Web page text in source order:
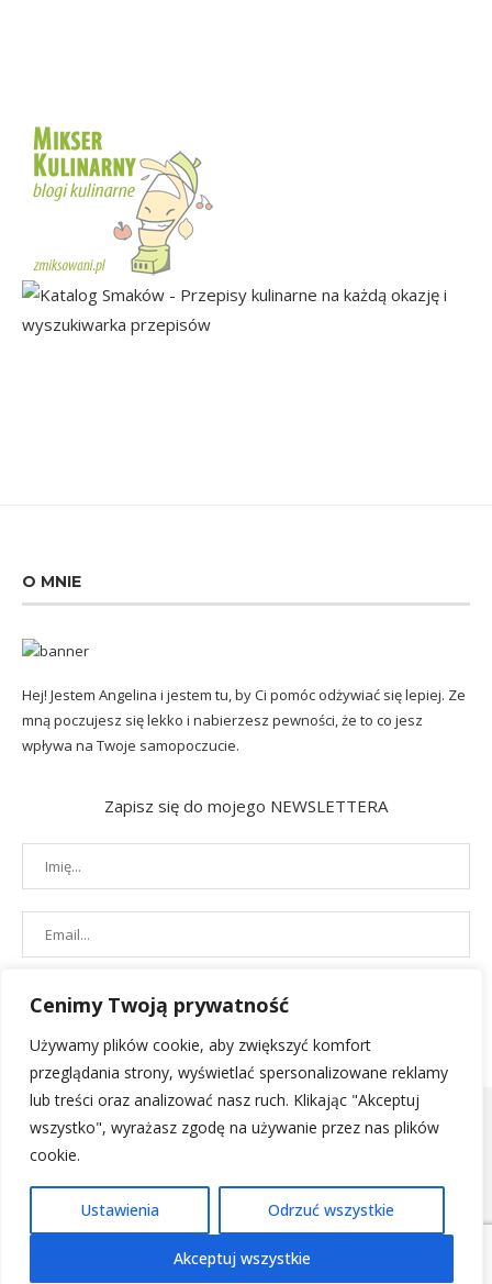
Cenimy Twoją prywatność
Używamy plików cookie, aby zwiększyć komfort
przeglądania strony, wyświetlać spersonalizowane reklamy
lub treści oraz analizować nasz ruch. Klikając "Akceptuj
wszystko", wyrażasz zgodę na używanie przez nas plików
cookie.
Ustawienia Odrzuć wszystkie
Akceptuj wszystkie
O MNIE
Hej! Jestem Angelina i jestem tu, by Ci pomóc odżywiać się lepiej. Ze
mną poczujesz się lekko i nabierzesz pewności, że to co jesz
wpływa na Twoje samopoczucie.
Zapisz się do mojego NEWSLETTERA
POLITYKA PRYWATNOŚCI REGULAMIN SKLEPU| 2019 - All Right
Reserved. Designed and Developed byPenciDesign